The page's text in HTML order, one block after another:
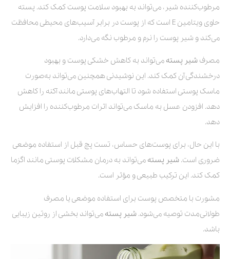
مرطوب‌کننده شیر، می‌تواند به بهبود سلامت پوست کمک کند. پسته
حاوی ویتامین E است که از پوست در برابر آسیب‌های محیطی محافظت
می‌کند و شیر پوست را نرم و مرطوب نگه می‌دارد.
مصرف شیر پسته می‌تواند به کاهش خشکی پوست و بهبود
درخشندگی آن کمک کند. این نوشیدنی همچنین می‌تواند به‌صورت
ماسک پوستی استفاده شود تا التهاب‌های پوستی مانند آکنه را کاهش
دهد. افزودن عسل به ماسک می‌تواند اثرات مرطوب‌کننده را افزایش
دهد.
با این حال، برای پوست‌های حساس، تست پچ قبل از استفاده موضعی
ضروری است. شیر پسته می‌تواند به درمان مشکلات پوستی مانند اگزما
کمک کند. این ترکیب طبیعی و مؤثر است.
مشورت با متخصص پوست برای استفاده موضعی یا مصرف
طولانی‌مدت توصیه می‌شود. شیر پسته می‌تواند بخشی از روتین زیبایی
باشد.